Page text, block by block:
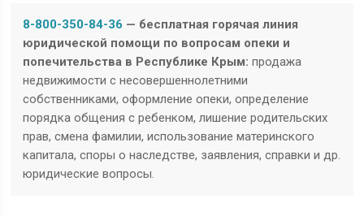
8-800-350-84-36 — бесплатная горячая линия
юридической помощи по вопросам опеки и
попечительства в Республике Крым:продажа
недвижимости с несовершеннолетними
собственниками, оформление опеки, определение
порядка общения с ребенком, лишение родительских
прав, смена фамилии, использование материнского
капитала, споры о наследстве, заявления, справки и др.
юридические вопросы.